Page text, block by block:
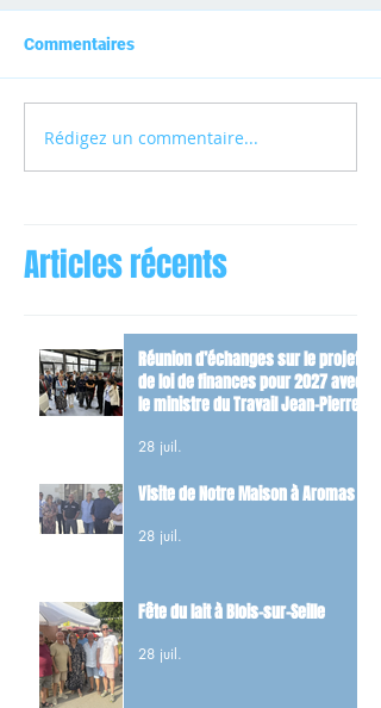
Commentaires
Rédigez un commentaire...
Articles récents
Réunion d’échanges sur le projet
de loi de finances pour 2027 avec
le ministre du Travail Jean-Pierre
28 juil.
Visite de Notre Maison à Aromas
28 juil.
Fête du lait à Blois-sur-Seille
28 juil.